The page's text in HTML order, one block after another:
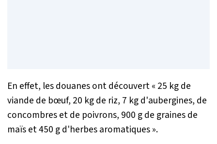
En effet, les douanes ont découvert « 25 kg de
viande de bœuf, 20 kg de riz, 7 kg d'aubergines, de
concombres et de poivrons, 900 g de graines de
maïs et 450 g d'herbes aromatiques».